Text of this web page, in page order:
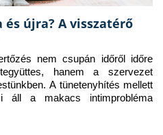
újra? A visszatérő
nem csupán időről időre
hanem a szervezet
A tünetenyhítés mellett
áll a makacs intimprobléma